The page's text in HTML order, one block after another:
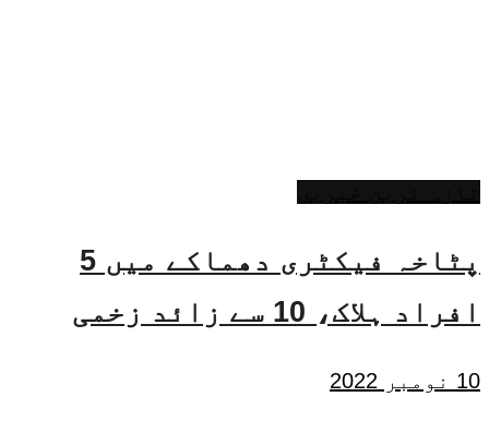
پٹاخہ فیکٹری دھماکے میں 5
افراد ہلاک، 10 سے زائد زخمی
10 نومبر 2022